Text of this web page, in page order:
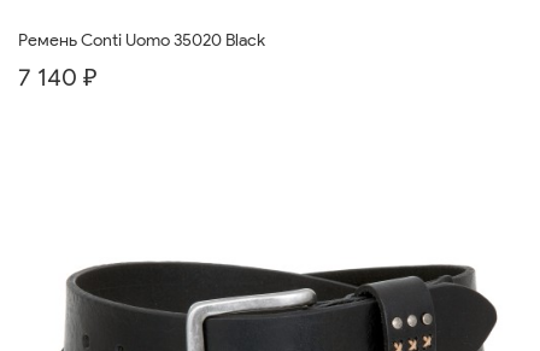
Ремень Conti Uomo 35020 Black
7 140 ₽